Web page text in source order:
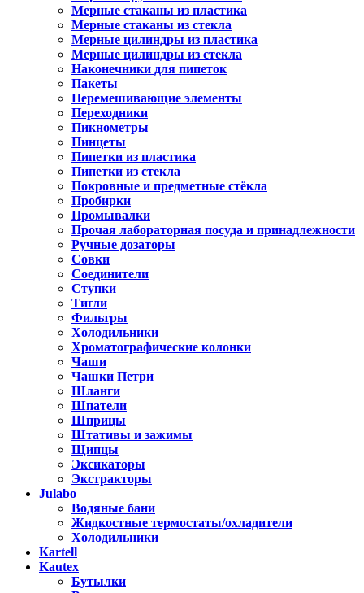
Мерные стаканы из пластика
Мерные стаканы из стекла
Мерные цилиндры из пластика
Мерные цилиндры из стекла
Наконечники для пипеток
Пакеты
Перемешивающие элементы
Переходники
Пикнометры
Пинцеты
Пипетки из пластика
Пипетки из стекла
Покровные и предметные стёкла
Пробирки
Промывалки
Прочая лабораторная посуда и принадлежности
Ручные дозаторы
Совки
Соединители
Ступки
Тигли
Фильтры
Холодильники
Хроматографические колонки
Чаши
Чашки Петри
Шланги
Шпатели
Шприцы
Штативы и зажимы
Щипцы
Эксикаторы
Экстракторы
Julabo
Водяные бани
Жидкостные термостаты/охладители
Холодильники
Kartell
Kautex
Бутылки